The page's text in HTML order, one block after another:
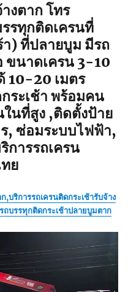
งตาก โทร
รทุกติดเครนที่
า) ที่ปลายบูม มีรถ
ขนาดเครน 3-10
10-20 เมตร
ระเช้า พร้อมคน
นที่สูง ,ติดตั้งป้าย
, ซ่อมระบบไฟฟ้า,
การรถเครน
ย
,บริการรถเครนติดกระเช้ารับจ้าง
ถบรรทุกติดกระเช้าปลายบูมตาก